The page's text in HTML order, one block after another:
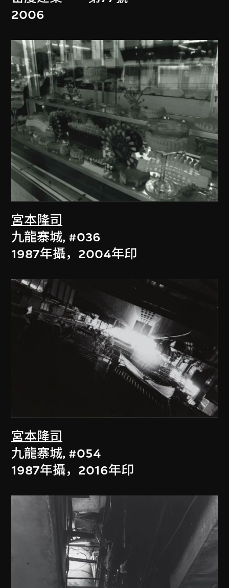
2006
宮本隆司
九龍寨城, #036
1987年攝，2004年印
宮本隆司
九龍寨城, #054
1987年攝，2016年印